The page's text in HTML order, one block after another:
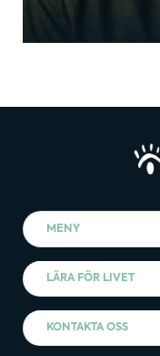
MENY
LÄRA FÖR LIVET
KONTAKTA OSS